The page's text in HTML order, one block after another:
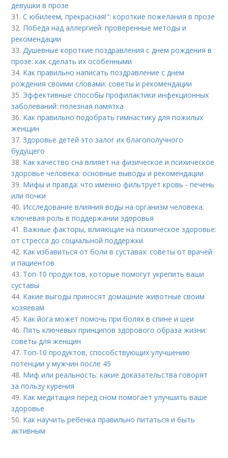
девушки в прозе
31.С юбилеем, прекрасная!": короткие пожелания в прозе
32. Победа над аллергией: проверенные методы и
рекомендации
33.Душевные короткие поздравления с днем рождения в
прозе: как сделать их особенными
34. Как правильно написать поздравление с днем
рождения своими словами: советы и рекомендации
35. Эффективные способы профилактики инфекционных
заболеваний: полезная памятка
36. Как правильно подобрать гимнастику для пожилых
женщин
37.Здоровье детей это залог их благополучного
будущего
38. Как качество сна влияет на физическое и психическое
здоровье человека: основные выводы и рекомендации
39. Мифы и правда: что именно фильтрует кровь - печень
или почки
40. Исследование влияния воды на организм человека:
ключевая роль в поддержании здоровья
41. Важные факторы, влияющие на психическое здоровье:
от стресса до социальной поддержки
42. Как избавиться от боли в суставах: советы от врачей
и пациентов
43. Топ-10 продуктов, которые помогут укрепить ваши
суставы
44. Какие выгоды приносят домашние животные своим
хозяевам
45. Как йога может помочь при болях в спине и шеи
46. Пять ключевых принципов здорового образа жизни:
советы для женщин
47. Топ-10 продуктов, способствующих улучшению
потенции у мужчин после 45
48. Миф или реальность: какие доказательства говорят
за пользу курения
49. Как медитация перед сном помогает улучшить ваше
здоровье
50. Как научить ребенка правильно питаться и быть
активным